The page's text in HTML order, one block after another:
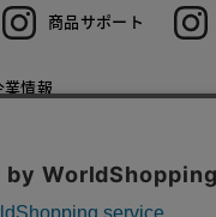
商品サポート
業情報